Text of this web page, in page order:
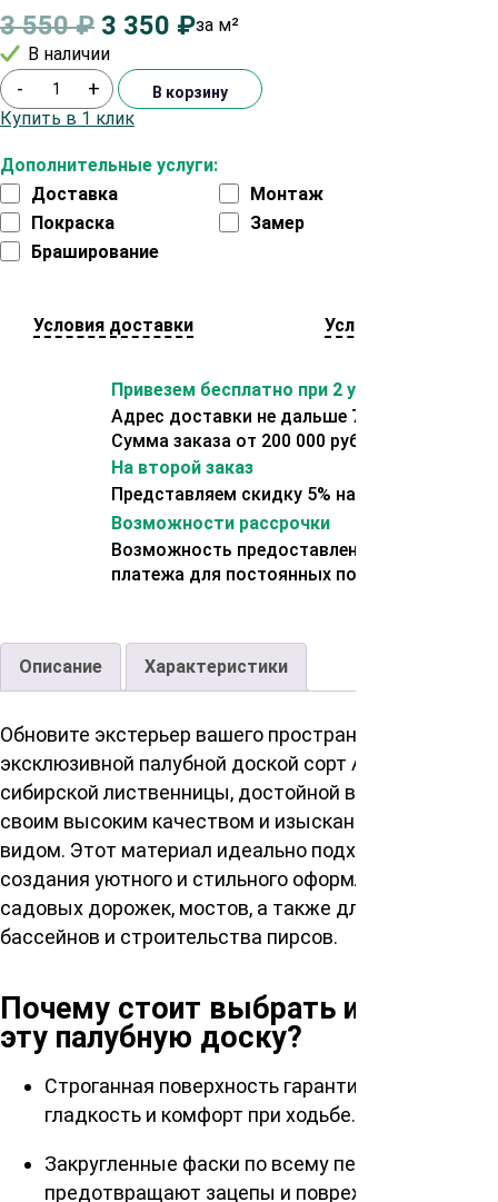
3 550₽ 3 350 ₽за м²
В наличии
Дополнительные услуги:
Доставка
Монтаж
Покраска
Замер
Браширование
- + В корзину
Купить в 1 клик
Условия доставки Условия оплаты
Привезем бесплатно при 2 условиях:
Адрес доставки не дальше 70 км от склада.
Сумма заказа от 200 000 рублей.
На второй заказ
Представляем скидку 5% на второй заказ
Возможности рассрочки
Возможность предоставления отсрочки
платежа для постоянных покупателей.
Описание Характеристики
Обновите экстерьер вашего пространства с
эксклюзивной палубной доской сорт АВ из
сибирской лиственницы, достойной внимания
своим высоким качеством и изысканным внешним
видом. Этот материал идеально подходит для
создания уютного и стильного оформления веранд,
садовых дорожек, мостов, а также для обшивки
бассейнов и строительства пирсов.
Почему стоит выбрать именно
эту палубную доску?
Строганная поверхность гарантирует
гладкость и комфорт при ходьбе.
Закругленные фаски по всему периметру
предотвращают зацепы и повреждения.